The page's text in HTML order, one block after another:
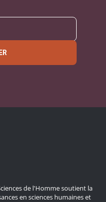
de l'Homme soutient la
en sciences humaines et